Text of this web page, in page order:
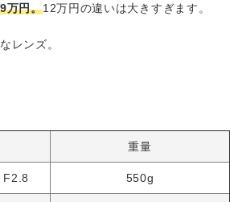
万円。12万円の違いは大きすぎます。
レンズ。
重量
F2.8 550g